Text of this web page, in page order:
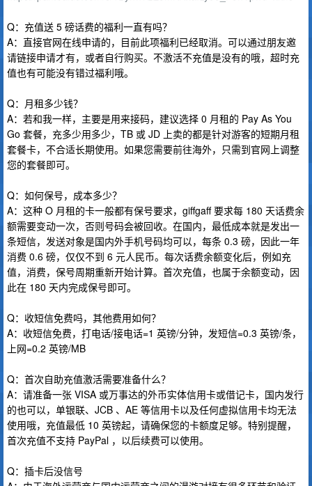
Q：充值送 5 磅话费的福利一直有吗？
A：直接官网在线申请的，目前此项福利已经取消。可以通过朋友邀
请链接申请才有，或者自行购买。不激活不充值是没有的哦，超时充
值也有可能没有错过福利哦。
Q：月租多少钱？
A：若和我一样，主要是用来接码，建议选择 0 月租的 Pay As You
Go 套餐，充多少用多少，TB 或 JD 上卖的都是针对游客的短期月租
套餐卡，不合适长期使用。如果您需要前往海外，只需到官网上调整
您的套餐即可。
Q：如何保号，成本多少？
A：这种 O 月租的卡一般都有保号要求，giffgaff 要求每 180 天话费余
额需要变动一次，否则号码会被回收。在国内，最低成本就是发出一
条短信，发送对象是国内外手机号码均可以，每条 0.3 磅，因此一年
消费 0.6 磅，仅仅不到 6 元人民币。每次话费余额变化后，例如充
值，消费，保号周期重新开始计算。首次充值，也属于余额变动，因
此在 180 天内完成保号即可。
Q：收短信免费吗，其他费用如何？
A：收短信免费，打电话/接电话=1 英镑/分钟，发短信=0.3 英镑/条，
上网=0.2 英镑/MB
Q：首次自助充值激活需要准备什么？
A：请准备一张 VISA 或万事达的外币实体信用卡或借记卡，国内发行
的也可以，单银联、JCB 、AE 等信用卡以及任何虚拟信用卡均无法
使用哦，充值最低 10 英镑起，请确保您的卡额度足够。特别提醒，
首次充值不支持 PayPal ，以后续费可以使用。
Q：插卡后没信号